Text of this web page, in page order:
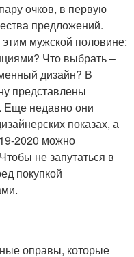
очков, в первую
предложений.
мужской половине:
Что выбрать –
дизайн? В
представлены
Еще недавно они
показах, а
2020 можно
не запутаться в
покупкой
оправы, которые